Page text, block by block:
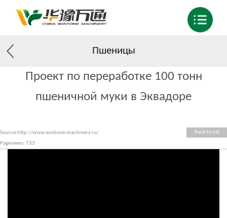
Пшеницы
Проект по переработке 100 тонн
пшеничной муки в Эквадоре
Back to list
Source:http://www.wintone-machinery.ru/
Pageviews: 733